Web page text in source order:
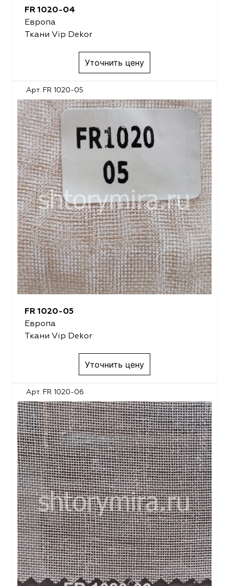
FR 1020-04
Европа
Ткани Vip Dekor
Уточнить цену
Арт. FR 1020-05
FR 1020-05
Европа
Ткани Vip Dekor
Уточнить цену
Арт. FR 1020-06